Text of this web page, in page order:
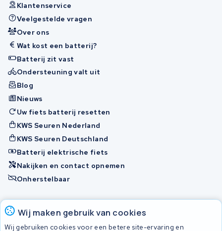
Wij maken gebruik van cookies
Wij gebruiken cookies voor een betere site-ervaring en
Klantenservice
Veelgestelde vragen
Over ons
Wat kost een batterij?
Batterij zit vast
Ondersteuning valt uit
Blog
Nieuws
Uw fiets batterij resetten
KWS Seuren Nederland
KWS Seuren Deutschland
Batterij elektrische fiets
Nakijken en contact opnemen
Onherstelbaar
Accu's